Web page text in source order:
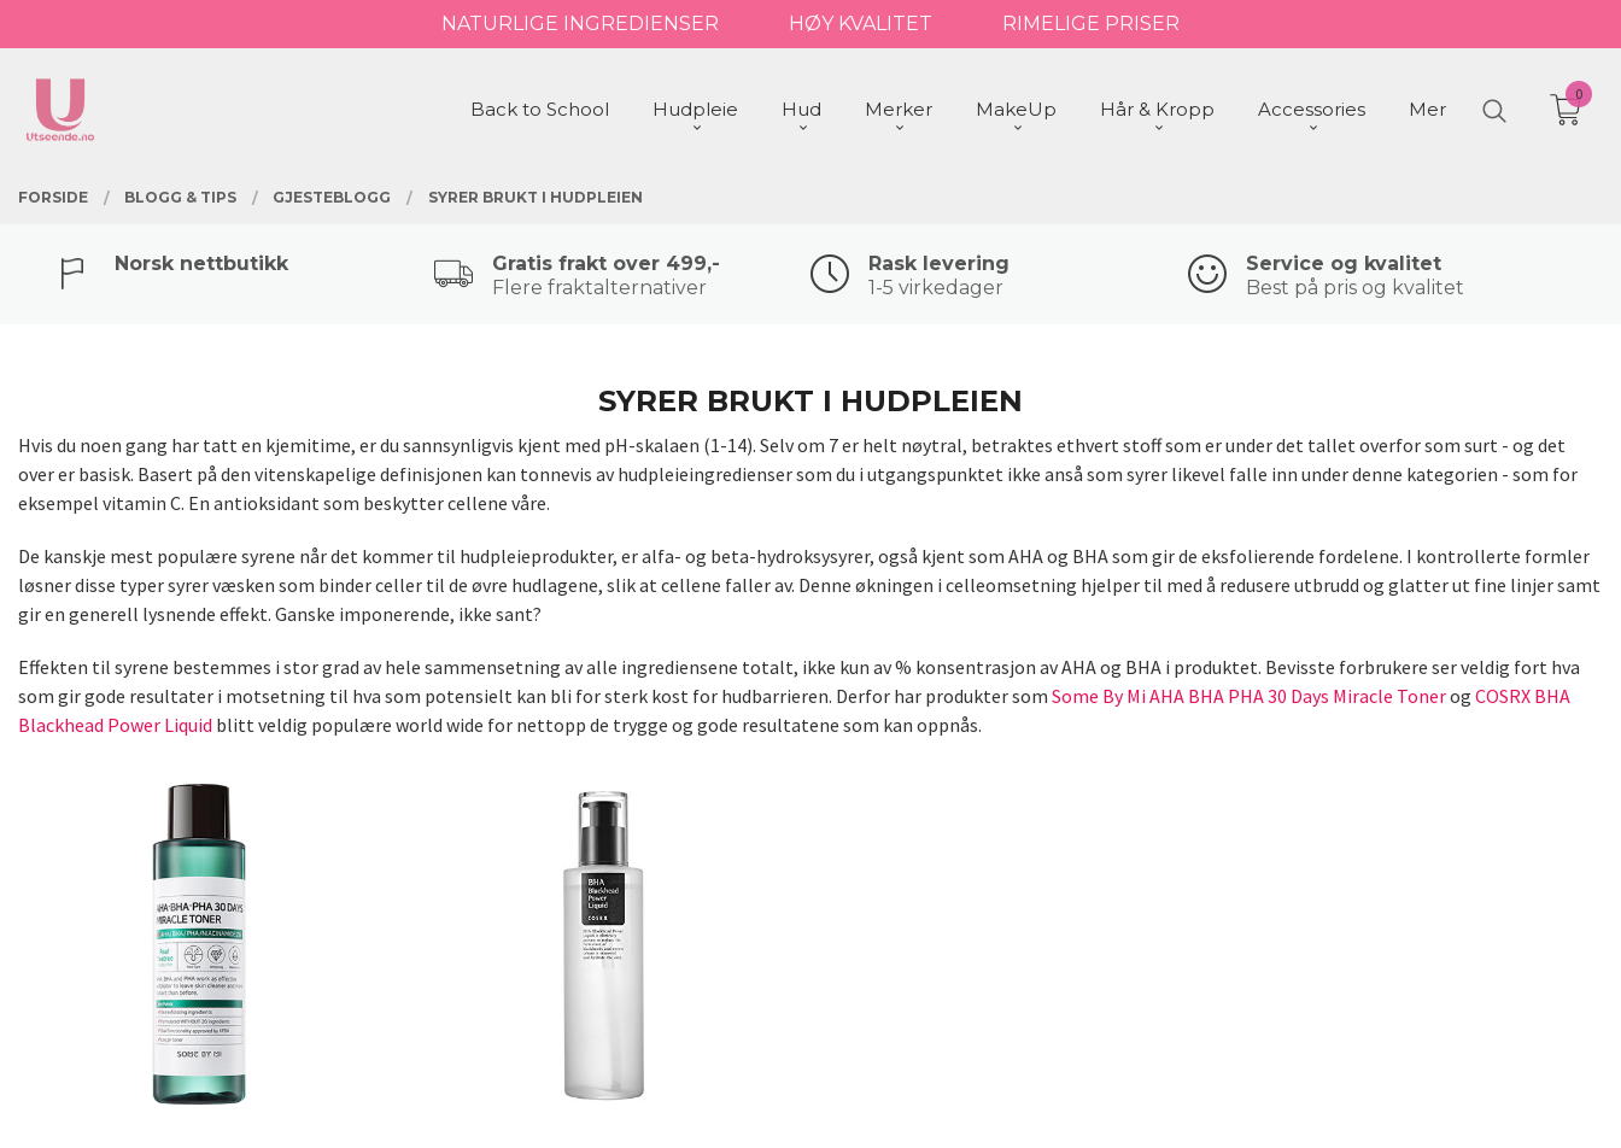
til
NATURLIGE INGREDIENSER HØY KVALITET RIMELIGE PRISER
PRODUKTER
Back to School Hudpleie Hud Merker MakeUp Hår & Kropp Accessories Mer
0
FORSIDE BLOGG & TIPS GJESTEBLOGG SYRER BRUKT I HUDPLEIEN
Norsk nettbutikk
Gratis frakt over 499,-
Flere fraktalternativer
Rask levering
1-5 virkedager
Service og kvalitet
Best på pris og kvalitet
SYRER BRUKT I HUDPLEIEN
Hvis du noen gang har tatt en kjemitime, er du sannsynligvis kjent med pH-skalaen (1-14). Selv om 7 er helt nøytral, betraktes ethvert stoff som er under det tallet overfor som surt - og det
over er basisk. Basert på den vitenskapelige definisjonen kan tonnevis av hudpleieingredienser som du i utgangspunktet ikke anså som syrer likevel falle inn under denne kategorien - som for
eksempel vitamin C. En antioksidant som beskytter cellene våre.
De kanskje mest populære syrene når det kommer til hudpleieprodukter, er alfa- og beta-hydroksysyrer, også kjent som AHA og BHA som gir de eksfolierende fordelene. I kontrollerte formler
løsner disse typer syrer væsken som binder celler til de øvre hudlagene, slik at cellene faller av. Denne økningen i celleomsetning hjelper til med å redusere utbrudd og glatter ut fine linjer samt
gir en generell lysnende effekt. Ganske imponerende, ikke sant?
Effekten til syrene bestemmes i stor grad av hele sammensetning av alle ingrediensene totalt, ikke kun av % konsentrasjon av AHA og BHA i produktet. Bevisste forbrukere ser veldig fort hva
som gir gode resultater i motsetning til hva som potensielt kan bli for sterk kost for hudbarrieren. Derfor har produkter som Some By Mi AHA BHA PHA 30 Days Miracle Tonerog COSRX BHA
Blackhead Power Liquid blitt veldig populære world wide for nettopp de trygge og gode resultatene som kan oppnås.